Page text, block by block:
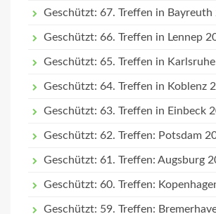
Geschützt: 67. Treffen in Bayreuth
Geschützt: 66. Treffen in Lennep
Geschützt: 65. Treffen in
Geschützt: 64. Treffen in Koblenz
Geschützt: 63. Treffen in Einbeck
Geschützt: 62. Treffen: Potsdam
Geschützt: 61. Treffen: Augsburg
Geschützt: 60. Treffen:
Geschützt: 59. Treffen: